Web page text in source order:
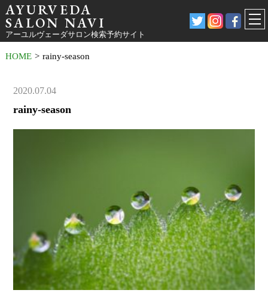
AYURVEDA
SALON NAVI
アーユルヴェーダサロン検索予約サイト
HOME > rainy-season
2020.07.04
rainy-season